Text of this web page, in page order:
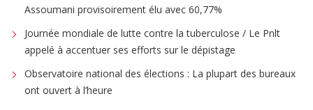
Assoumani provisoirement élu avec 60,77%
Journée mondiale de lutte contre la tuberculose / Le Pnlt
appelé à accentuer ses efforts sur le dépistage
Observatoire national des élections : La plupart des bureaux
ont ouvert à l’heure